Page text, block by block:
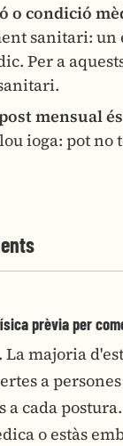
o condició
sanitari: un
Per a
mensual
ioga: pot no
prèvia per
majoria
a
a cada
o estàs